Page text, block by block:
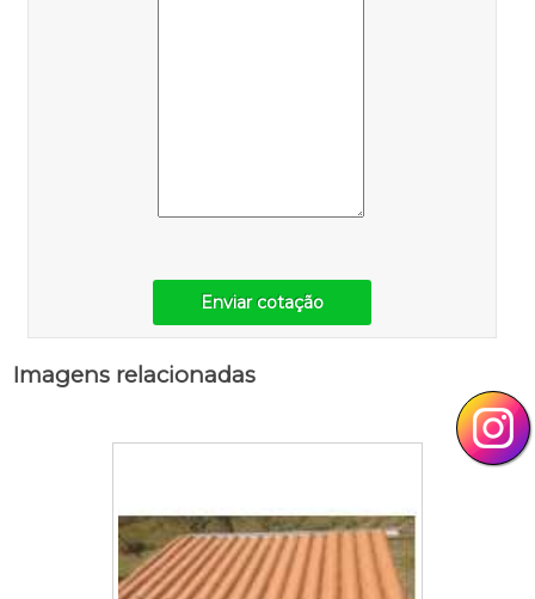
Enviar cotação
Imagens relacionadas